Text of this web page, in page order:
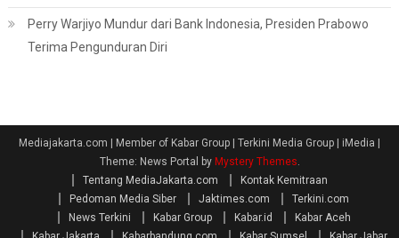
Perry Warjiyo Mundur dari Bank Indonesia, Presiden Prabowo
Terima Pengunduran Diri
Mediajakarta.com | Member of Kabar Group | Terkini Media Group | iMedia
Theme: News Portal by Mystery Themes.
Tentang MediaJakarta.com
Kontak Kemitraan
Pedoman Media Siber
Jaktimes.com
Terkini.com
News Terkini
Kabar Group Kabar.id
Kabar Aceh